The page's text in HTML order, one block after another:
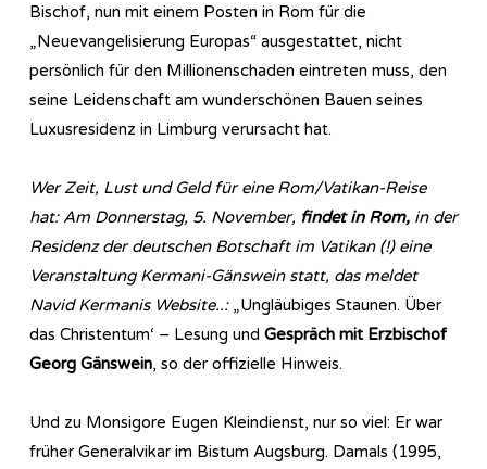
Bischof, nun mit einem Posten in Rom für die
„Neuevangelisierung Europas“ ausgestattet, nicht
persönlich für den Millionenschaden eintreten muss, den
seine Leidenschaft am wunderschönen Bauen seines
Luxusresidenz in Limburg verursacht hat.
Wer Zeit, Lust und Geld für eine Rom/Vatikan-Reise
hat: Am Donnerstag, 5. November, findet in Rom, in der
Residenz der deutschen Botschaft im Vatikan (!) eine
Veranstaltung Kermani-Gänswein statt, das meldet
Navid Kermanis Website..: „Ungläubiges Staunen. Über
das Christentum‘ – Lesung und Gespräch mit Erzbischof
Georg Gänswein, so der offizielle Hinweis.
Und zu Monsigore Eugen Kleindienst, nur so viel: Er war
früher Generalvikar im Bistum Augsburg. Damals (1995,